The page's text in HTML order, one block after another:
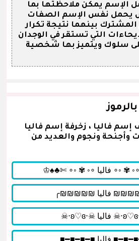
الإسم يمكن ملاحظتها بما
يحمل نفس الإسم الصفات
بينهما نتيجة تكرار
التي تستقر في الوجدان
سلوك ويتميز بها شخصية
فاليا ، زخرفة إسم فاليا
وأجنحة ونجوم والعديد من